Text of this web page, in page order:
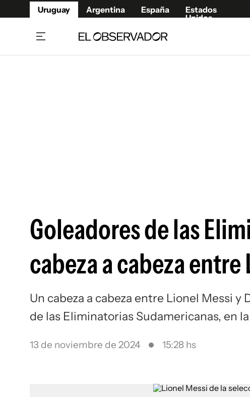
Uruguay Argentina España
Estados
Unidos
Goleadores de las
cabeza a cabeza
Un cabeza a cabeza entre Lionel Messi
de las Eliminatorias Sudamericanas, en
13 de noviembre de 2024 15:28 hs